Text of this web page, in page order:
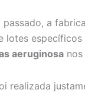
a
lotes
aeruginosa
realizada